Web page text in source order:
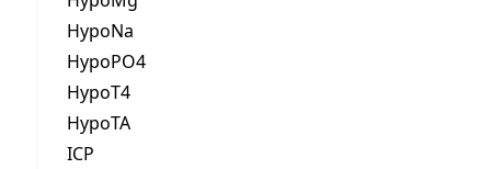
HypoNa
HypoPO4
HypoT4
HypoTA
ICP